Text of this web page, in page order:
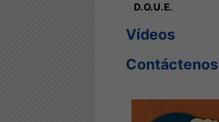
D.O.U.E.
Vídeos
Contáctenos